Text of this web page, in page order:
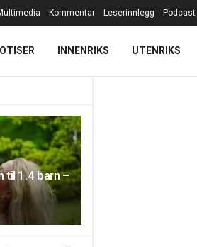
til 1.4 barn –
Kommentar Leserinnlegg Podcast
INNENRIKS UTENRIKS